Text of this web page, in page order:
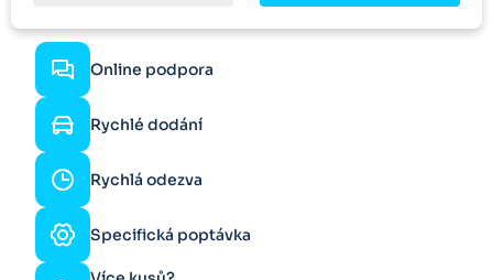
Online podpora
Rychlé dodání
Rychlá odezva
Specifická poptávka